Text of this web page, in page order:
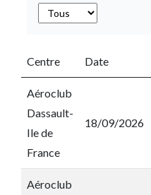
Centre Date
Aéroclub
Dassault-
Ile de
France
18/09/2026
Aéroclub